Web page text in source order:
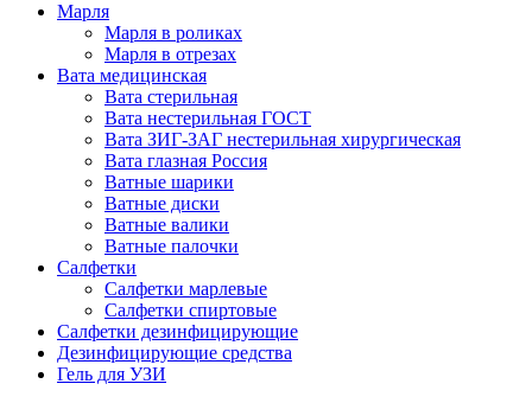
Марля
Марля в роликах
Марля в отрезах
Вата медицинская
Вата стерильная
Вата нестерильная ГОСТ
Вата ЗИГ-ЗАГ нестерильная хирургическая
Вата глазная Россия
Ватные шарики
Ватные диски
Ватные валики
Ватные палочки
Салфетки
Салфетки марлевые
Салфетки спиртовые
Салфетки дезинфицирующие
Дезинфицирующие средства
Гель для УЗИ